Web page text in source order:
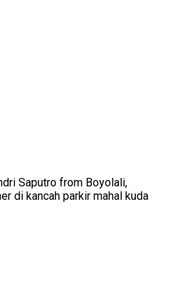
Saputro from Boyolali,
di kancah parkir mahal kuda